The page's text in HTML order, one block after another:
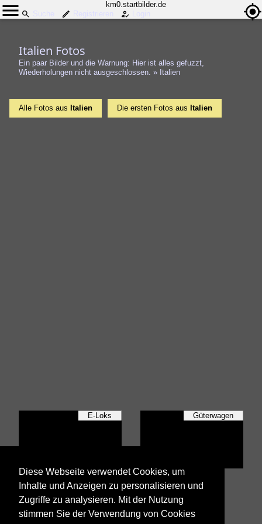
km0.startbilder.de
Italien Fotos
Ein paar Bilder und die Warnung: Hier ist alles gefuzzt,
Wiederholungen nicht ausgeschlossen. » Italien
Alle Fotos aus Italien Die ersten Fotos aus Italien
E-Loks Güterwagen
HGV
Diese Webseite verwendet Cookies, um
Inhalte und Anzeigen zu personalisieren und
Zugriffe zu analysieren. Mit der Nutzung
stimmen Sie der Verwendung von Cookies